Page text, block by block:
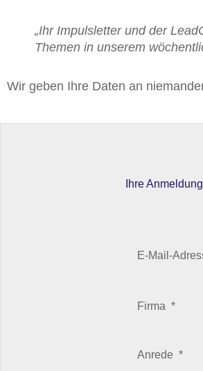
„Ihr Impulsletter und der
Themen in unserem
Wir geben Ihre Daten an
Ihre Anmeldung
E-Mail-
Firma *
Anrede *